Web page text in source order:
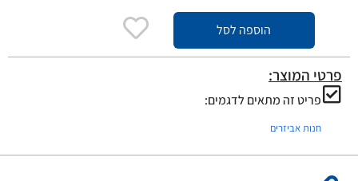
הוספה לסל
פרטי המוצר:
פריט זה מתאים לדגמים:
חנות אביזרים